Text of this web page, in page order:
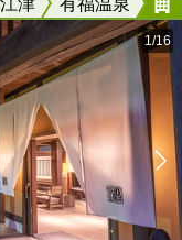
津 有福温泉
1/16